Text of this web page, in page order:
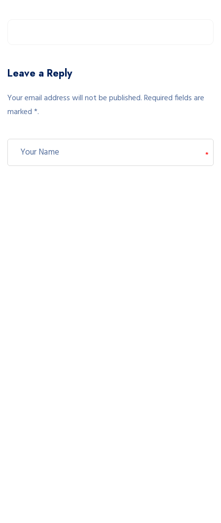
Leave a Reply
Your email address will not be published. Required fields are
marked *.
*